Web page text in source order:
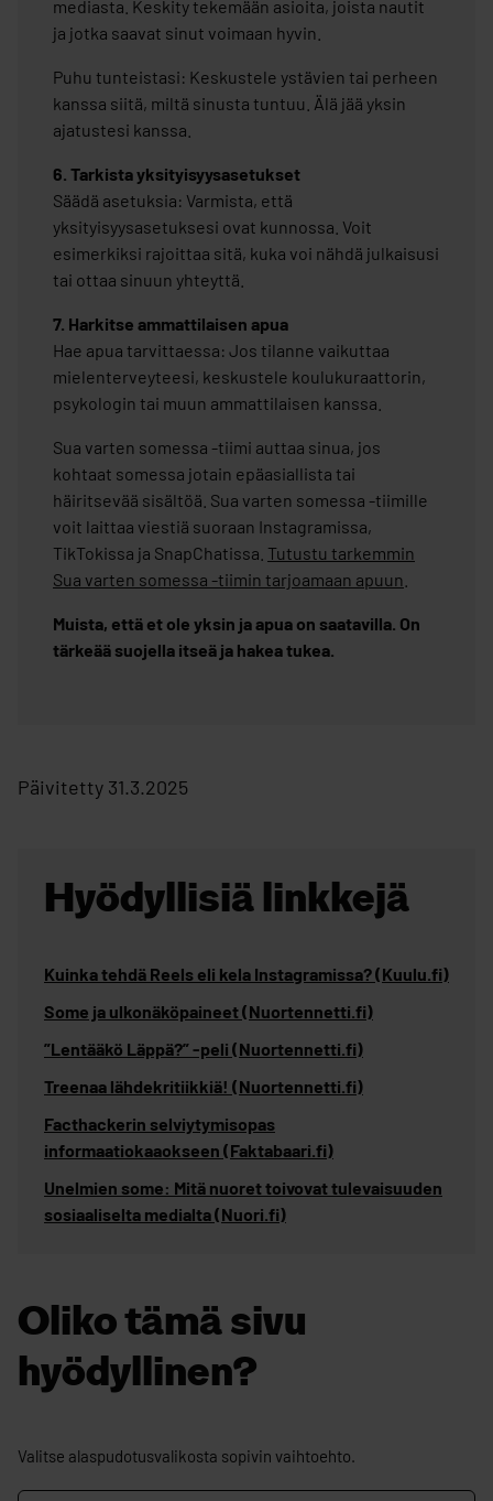
mediasta. Keskity tekemään asioita, joista nautit
ja jotka saavat sinut voimaan hyvin.​
Puhu tunteistasi: Keskustele ystävien tai perheen
kanssa siitä, miltä sinusta tuntuu. Älä jää yksin
ajatustesi kanssa.​
6. Tarkista yksityisyysasetukset​
Säädä asetuksia: Varmista, että
yksityisyysasetuksesi ovat kunnossa. Voit
esimerkiksi rajoittaa sitä, kuka voi nähdä julkaisusi
tai ottaa sinuun yhteyttä.​
7. Harkitse ammattilaisen apua
Hae apua tarvittaessa: Jos tilanne vaikuttaa
mielenterveyteesi, keskustele koulukuraattorin,
psykologin tai muun ammattilaisen kanssa.​
Sua varten somessa -tiimi auttaa sinua, jos
kohtaat somessa jotain epäasiallista tai
häiritsevää sisältöä. Sua varten somessa -tiimille
voit laittaa viestiä suoraan Instagramissa,
TikTokissa ja SnapChatissa. Tutustu tarkemmin
Sua varten somessa -tiimin tarjoamaan apuun
Muista, että et ole yksin ja apua on saatavilla. On
tärkeää suojella itseä ja hakea tukea.​
Päivitetty 31.3.2025
Hyödyllisiä linkkejä
Kuinka tehdä Reels eli kela Instagramissa?​ (Kuulu.fi)
Some ja ulkonäköpaineet (Nuortennetti.fi)
”Lentääkö Läppä?” -peli (Nuortennetti.fi)
Treenaa lähdekritiikkiä! (Nuortennetti.fi)
Facthackerin selviytymisopas
informaatiokaaokseen (Faktabaari.fi)
Unelmien some: Mitä nuoret toivovat tulevaisuuden
sosiaaliselta medialta (Nuori.fi)
Oliko tämä sivu
hyödyllinen?
Oliko
Valitse alaspudotusvalikosta sopivin vaihtoehto.